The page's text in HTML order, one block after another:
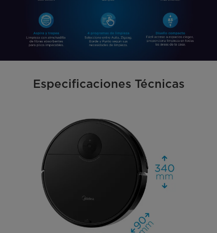
Especificaciones Técnicas